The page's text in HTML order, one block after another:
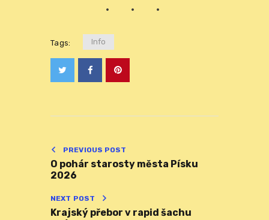
Tags: Info
PREVIOUS POST
O pohár starosty města Písku
2026
NEXT POST
Krajský přebor v rapid šachu